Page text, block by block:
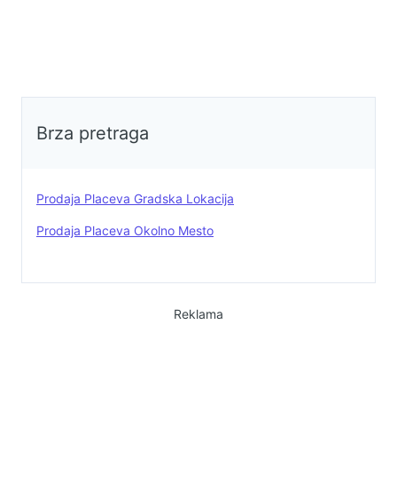
Brza pretraga
Prodaja Placeva Gradska Lokacija
Prodaja Placeva Okolno Mesto
Reklama